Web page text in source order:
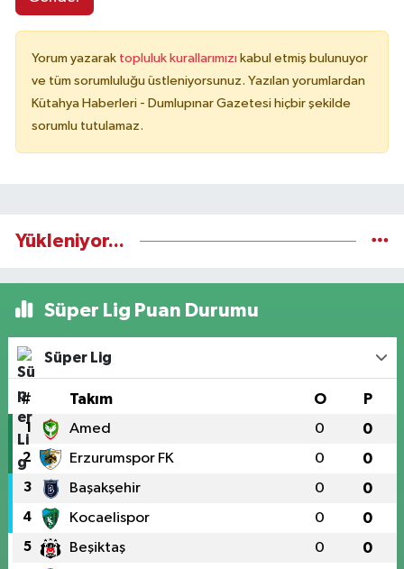
Yorum yazarak topluluk kurallarımızı kabul etmiş bulunuyor
ve tüm sorumluluğu üstleniyorsunuz. Yazılan yorumlardan
Kütahya Haberleri - Dumlupınar Gazetesi hiçbir şekilde
sorumlu tutulamaz.
Yükleniyor...
Süper Lig Puan Durumu
Süper Lig
# Takım O P
1 Amed 0 0
2 Erzurumspor FK 0 0
3 Başakşehir 0 0
4 Kocaelispor 0 0
5 Beşiktaş 0 0